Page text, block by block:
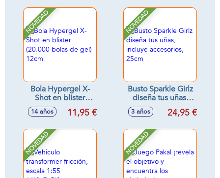
NOVEDAD
Bola Hypergel X-
Shot en blister
(20.000 bolas de
gel) 12cm
14 años 11,95 €
NOVEDAD
Busto Sparkle Girlz
diseña tus uñas,
incluye accesorios,
25cm
3 años 24,95 €
NOVEDAD NOVEDAD